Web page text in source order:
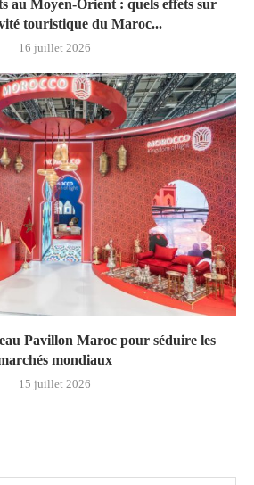
au Moyen-Orient : quels effets sur
touristique du Maroc...
16 juillet 2026
Pavillon Maroc pour séduire les
mondiaux
15 juillet 2026